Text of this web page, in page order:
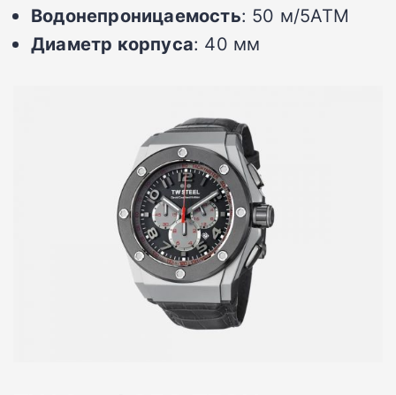
Водонепроницаемость: 50 м/5ATM
Диаметр корпуса: 40 мм